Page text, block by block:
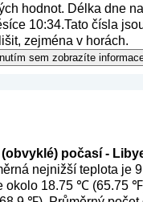
hodnot. Délka dne
10:34.Tato čísla
zejména v horách.
sem zobrazíte
počasí -
nejnižší teplota je
okolo 18.75 ℃ (65.75